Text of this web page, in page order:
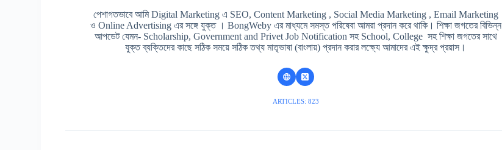
পেশাগতভাবে আমি Digital Marketing এ SEO, Content Marketing , Social Media Marketing , Email Marketing
ও Online Advertising এর সঙ্গে যুক্ত । BongWeby এর মাধ্যমে সমস্ত পরিষেবা আমরা প্রদান করে থাকি। শিক্ষা জগতের বিভিন্ন
আপডেট যেমন- Scholarship, Government and Privet Job Notification সহ School, College সহ শিক্ষা জগতের সাথে
যুক্ত ব্যক্তিদের কাছে সঠিক সময়ে সঠিক তথ্য মাতৃভাষা (বাংলায়) প্রদান করার লক্ষ্যে আমাদের এই ক্ষুদ্র প্রয়াস।
ARTICLES: 823